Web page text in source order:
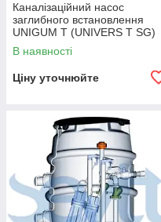
Каналізаційний насос
заглибного встановлення
UNIGUM T (UNIVERS T SG)
(тип встановлення S, T, H, V)
В наявності
Ціну уточнюйте